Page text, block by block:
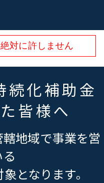
対に許しません
続化補助金
皆様へ
地域で事業を営
となります。